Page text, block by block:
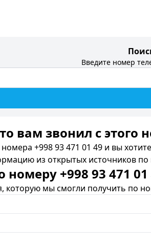
Введите номер
вам звонил c этого
+998 93 471 01 49 и вы
из открытых источников по
+998 93 471 01
мы смогли получить по